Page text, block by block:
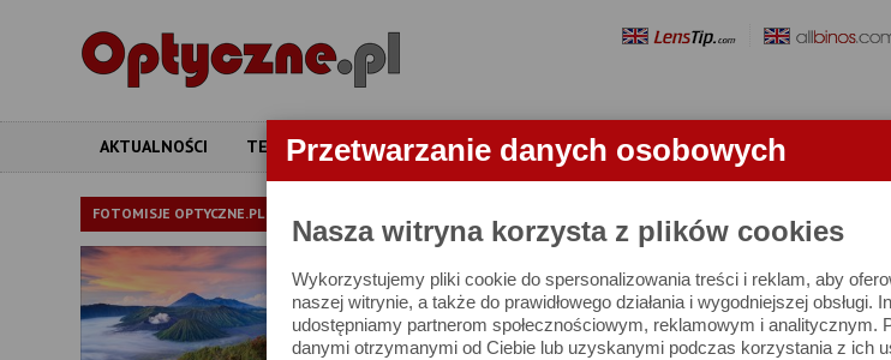
Przetwarzanie danych osobowych
Nasza witryna korzysta z plików cookies
Wykorzystujemy pliki cookie do spersonalizowania treści i reklam, aby
naszej witrynie, a także do prawidłowego działania i wygodniejszej
udostępniamy partnerom społecznościowym, reklamowym i analitycznym.
danymi otrzymanymi od Ciebie lub uzyskanymi podczas korzystania z ich
AKTUALNOŚCI TESTY ARTYKUŁY APARATY OBIEKTYWY LORNETKI
FOTOMISJE OPTYCZNE.PL ARTYKUŁY
Delta Optical Titanium 50ED - duże
kieszeni